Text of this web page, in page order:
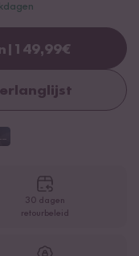
149,99€
30 dagen
retourbeleid